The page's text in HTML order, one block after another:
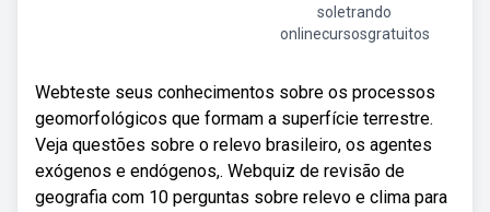
soletrando
onlinecursosgratuitos
Webteste seus conhecimentos sobre os processos
geomorfológicos que formam a superfície terrestre.
Veja questões sobre o relevo brasileiro, os agentes
exógenos e endógenos,. Webquiz de revisão de
geografia com 10 perguntas sobre relevo e clima para